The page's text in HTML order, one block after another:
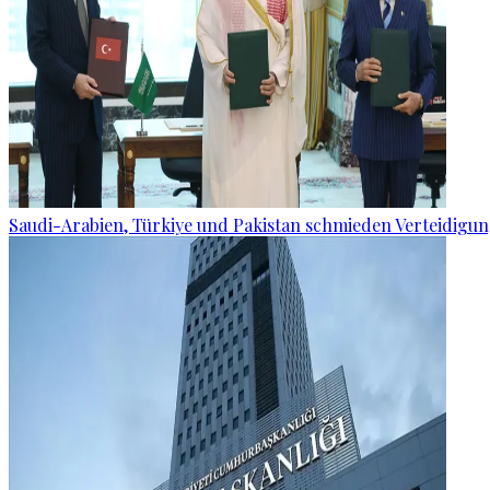
Saudi-Arabien, Türkiye und Pakistan schmieden